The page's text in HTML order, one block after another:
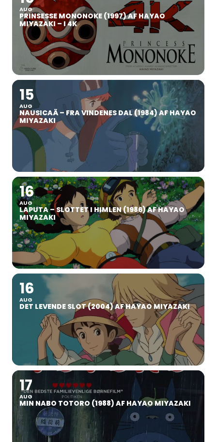
AUG
PRINSESSE MONONOKE (1997) AF HAYAO
MIYAZAKI – I 4K
15
AUG
NAUSICAÄ – FRA VINDENES DAL (1984) AF HAYAO
MIYAZAKI
16
AUG
LAPUTA – SLOTTET I HIMLEN (1986) AF HAYAO
MIYAZAKI
16
AUG
DET LEVENDE SLOT (2004) AF HAYAO MIYAZAKI
17
AUG
MIN NABO TOTORO (1988) AF HAYAO MIYAZAKI